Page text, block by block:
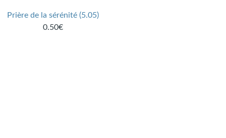
Prière de la sérénité (5.05)
0.50€